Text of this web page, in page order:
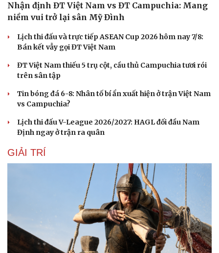
Nhận định ĐT Việt Nam vs ĐT Campuchia: Mang
niềm vui trở lại sân Mỹ Đình
Lịch thi đấu và trực tiếp ASEAN Cup 2026 hôm nay 7/8:
Bán kết vẫy gọi ĐT Việt Nam
ĐT Việt Nam thiếu 5 trụ cột, cầu thủ Campuchia tươi rói
trên sân tập
Tin bóng đá 6-8: Nhân tố bí ẩn xuất hiện ở trận Việt Nam
vs Campuchia?
Lịch thi đấu V-League 2026/2027: HAGL đối đầu Nam
Định ngay ở trận ra quân
GIẢI TRÍ